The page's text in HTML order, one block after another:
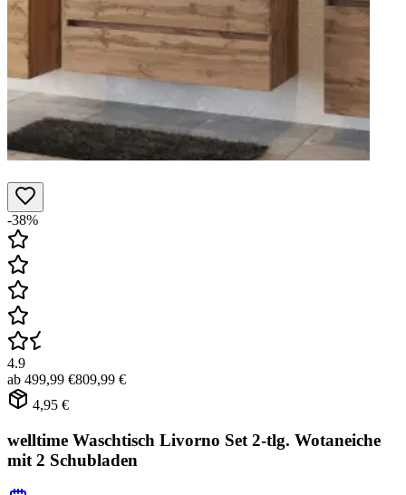
-38%
4.9
ab 499,99 €809,99 €
4,95 €
welltime Waschtisch Livorno Set 2-tlg. Wotaneiche
mit 2 Schubladen